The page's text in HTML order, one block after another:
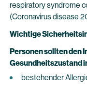
respiratory syndrome
(Coronavirus disease
Wichtige
Personen sollten den
Gesundheitszustand
bestehender